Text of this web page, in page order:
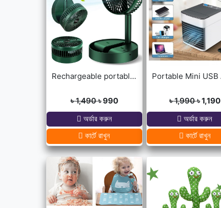
Rechargeable portable Telescopic Table Fan
৳ 1,490৳ 990
অর্ডার করুন
কার্টে রাখুন
৳ 1,990৳ 1,190
অর্ডার করুন
কার্টে রাখুন